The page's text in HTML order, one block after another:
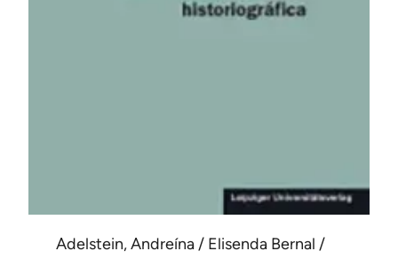
Adelstein, Andreína / Elisenda Bernal /